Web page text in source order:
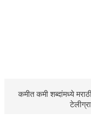
कमीत कमी शब्दांमध्ये